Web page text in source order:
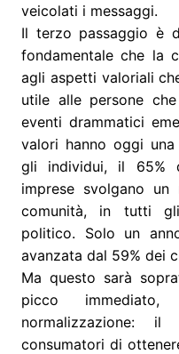
veicolati i messaggi.
Il terzo passaggio è
fondamentale che la
agli aspetti valoriali
utile alle persone
eventi drammatici
valori hanno oggi
gli individui, il 65%
imprese svolgano un
comunità, in tutti
politico. Solo un
avanzata dal 59% dei
Ma questo sarà
picco
normalizzazione:
consumatori di